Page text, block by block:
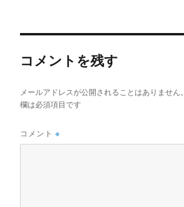
コメントを残す
メールアドレスが公開されることはありません。
欄は必須項目です
コメント※